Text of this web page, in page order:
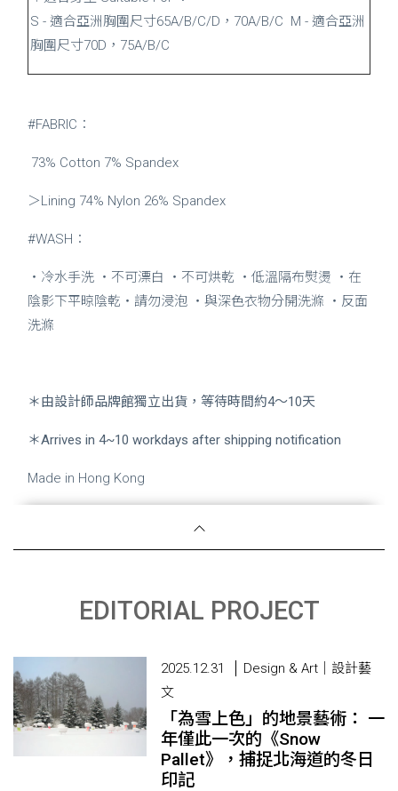
S - 適合亞洲胸圍尺寸65A/B/C/D，70A/B/C M - 適合亞洲
胸圍尺寸70D，75A/B/C
#FABRIC：
73% Cotton 7% Spandex
＞Lining 74% Nylon 26% Spandex
#WASH：
・冷水手洗 ・不可漂白 ・不可烘乾 ・低溫隔布熨燙 ・在
陰影下平晾陰乾・請勿浸泡 ・與深色衣物分開洗滌 ・反面
洗滌
＊由設計師品牌館獨立出貨，等待時間約4～10天
＊Arrives in 4~10 workdays after shipping notification
Made in Hong Kong
EDITORIAL PROJECT
2025.12.31
Design & Art｜設計藝
文
「為雪上色」的地景藝術： 一
年僅此一次的《Snow
Pallet》，捕捉北海道的冬日
印記